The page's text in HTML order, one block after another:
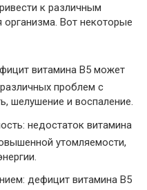
к различным
Вот некоторые
витамина B5 может
проблем с
шелушение и воспаление.
недостаток витамина
утомляемости,
дефицит витамина B5